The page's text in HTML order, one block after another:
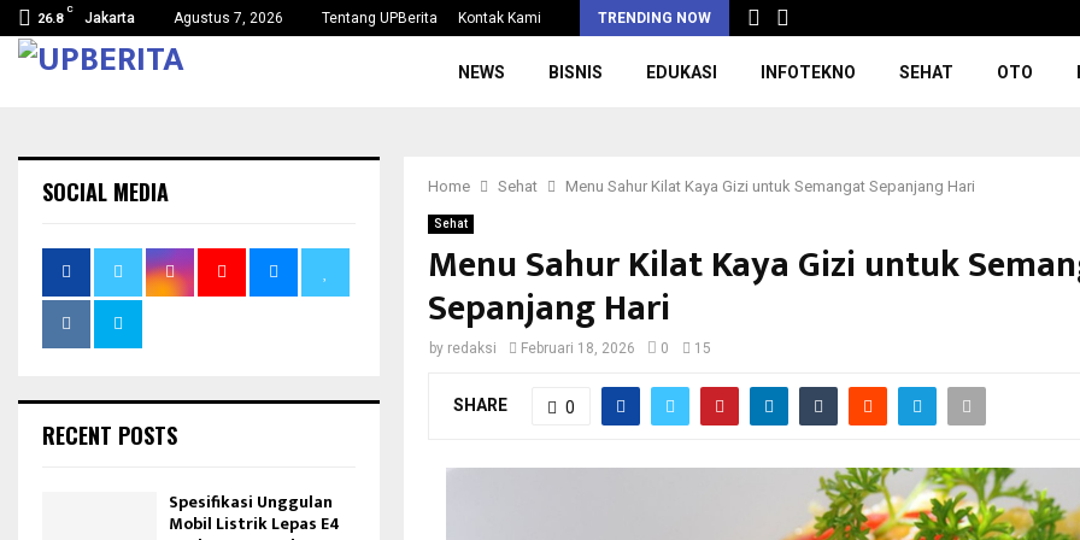
26.8
C
Jakarta Agustus 7, 2026 Tentang UPBerita Kontak Kami TRENDING NOW
NEWS BISNIS EDUKASI INFOTEKNO SEHAT OTO
Home Sehat Menu Sahur Kilat Kaya Gizi untuk Semangat Sepanjang Hari
Sehat
Menu Sahur Kilat Kaya Gizi untuk
Sepanjang Hari
by redaksi Februari 18, 2026 0 15
SHARE 0
SOCIAL MEDIA
RECENT POSTS
Spesifikasi Unggulan
Mobil Listrik Lepas E4